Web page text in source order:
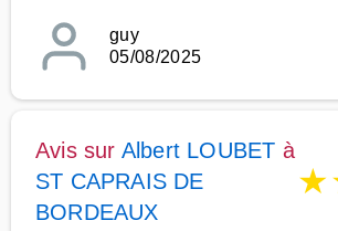
guy
05/08/2025
Avis sur Albert LOUBET à
ST CAPRAIS DE
BORDEAUX
★